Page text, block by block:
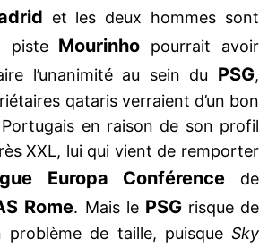
et les deux hommes sont
piste Mourinho pourrait avoir
l’unanimité au sein du PSG,
qataris verraient d’un bon
en raison de son profil
XXL, lui qui vient de remporter
Europa Conférence de
Rome. Mais le PSGrisque de
de taille, puisque Sky